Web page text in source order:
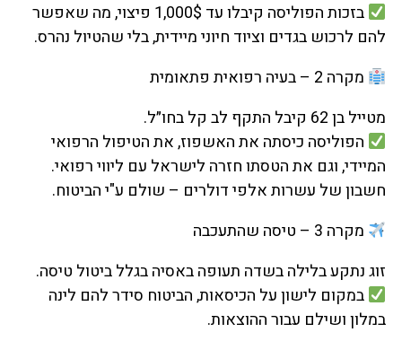
בזכות הפוליסה קיבלו עד 1,000$ פיצוי, מה שאפשר
להם לרכוש בגדים וציוד חיוני מיידית, בלי שהטיול נהרס.
מקרה 2 – בעיה רפואית פתאומית
מטייל בן 62 קיבל התקף לב קל בחו״ל.
הפוליסה כיסתה את האשפוז, את הטיפול הרפואי
המיידי, וגם את הטסתו חזרה לישראל עם ליווי רפואי.
חשבון של עשרות אלפי דולרים – שולם ע"י הביטוח.
מקרה 3 – טיסה שהתעכבה
זוג נתקע בלילה בשדה תעופה באסיה בגלל ביטול טיסה.
במקום לישון על הכיסאות, הביטוח סידר להם לינה
במלון ושילם עבור ההוצאות.